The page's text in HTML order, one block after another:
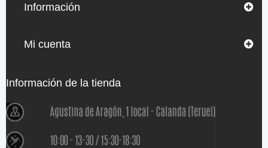
Información
Mi cuenta
Información de la tienda